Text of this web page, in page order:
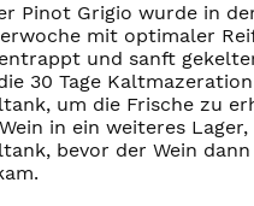
Pinot Grigio wurde in
mit optimaler
und sanft
30 Tage
um die Frische zu
in ein weiteres
bevor der Wein